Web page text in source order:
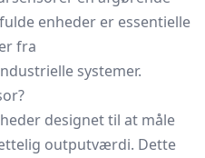
enheder er essentielle
fra
systemer.
designet til at måle
outputværdi. Dette